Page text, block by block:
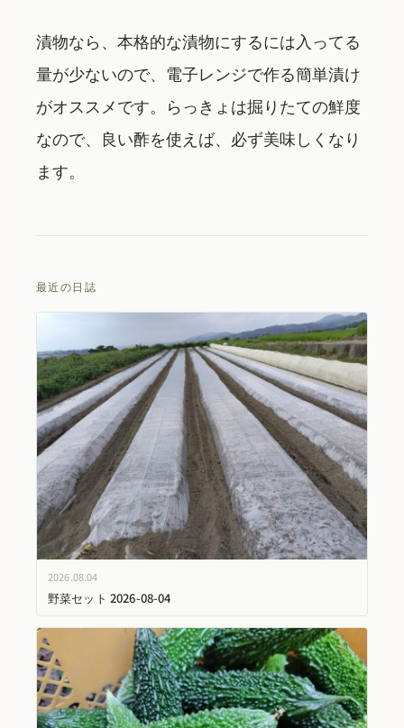
漬物なら、本格的な漬物にするには入ってる
量が少ないので、電子レンジで作る簡単漬け
がオススメです。らっきょは掘りたての鮮度
なので、良い酢を使えば、必ず美味しくなり
ます。
最近の日誌
2026.08.04
野菜セット 2026-08-04